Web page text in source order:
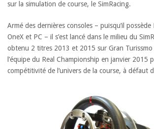
sur la simulation de course, le SimRacing.
Armé des dernières consoles – puisqu’il
OneX et PC – il s’est lancé dans le milieu du
obtenu 2 titres 2013 et 2015 sur Gran
l’équipe du Real Championship en janvier 2015
compétitivité de l’univers de la course, à défaut